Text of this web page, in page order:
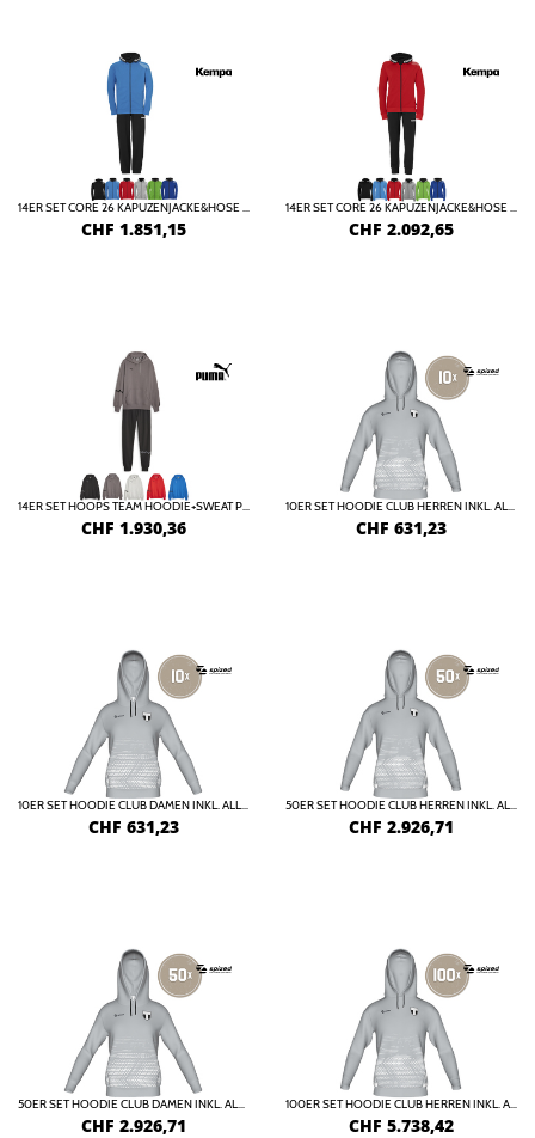
14ER SET CORE 26 KAPUZENJACKE&HOSE KIDS INKL. DRUCK
CHF 1.851,15
14ER SET CORE 26 KAPUZENJACKE&HOSE DAMEN INKL. DRUCK
CHF 2.092,65
14ER SET HOOPS TEAM HOODIE+SWEAT PANT INKL. DRUCK
CHF 1.930,36
10ER SET HOODIE CLUB HERREN INKL. ALLER DRUCKKOSTEN
CHF 631,23
10ER SET HOODIE CLUB DAMEN INKL. ALLER DRUCKKOSTEN
CHF 631,23
50ER SET HOODIE CLUB HERREN INKL. ALLER DRUCKKOSTEN
CHF 2.926,71
50ER SET HOODIE CLUB DAMEN INKL. ALLER DRUCKKOSTEN
CHF 2.926,71
100ER SET HOODIE CLUB HERREN INKL. ALLER DRUCKKOSTEN
CHF 5.738,42